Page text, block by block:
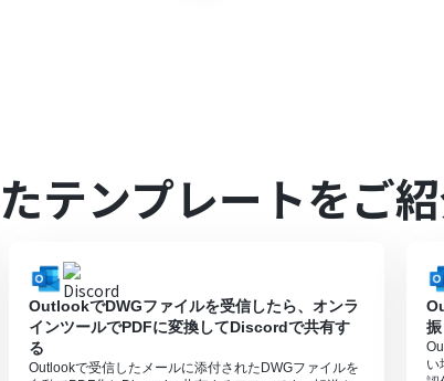
さい。
動間隔を選択できます。
注意ください。
テンプレートをご
OutlookでDWGファイルを受信したら、オンラ
インツールでPDFに変換してDiscordで共有す
る
Outlookで受信したメールに添付されたDWGファイルを
い